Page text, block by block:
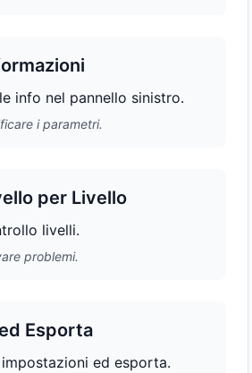
info nel pannello sinistro.
i parametri.
per Livello
livelli.
problemi.
Esporta
ed esporta.